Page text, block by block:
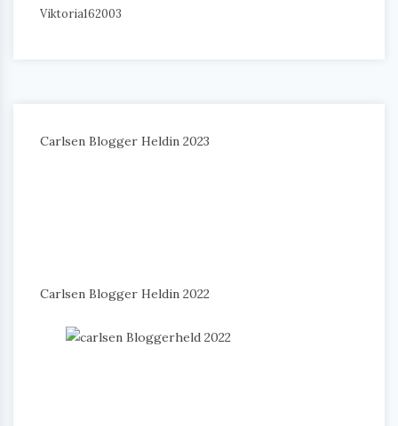
Viktoria162003
Carlsen Blogger Heldin 2023
Carlsen Blogger Heldin 2022